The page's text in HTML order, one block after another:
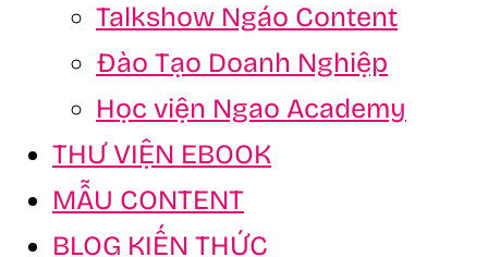
Talkshow Ngáo Content
Đào Tạo Doanh Nghiệp
Học viện Ngao Academy
THƯ VIỆN EBOOK
MẪU CONTENT
BLOG KIẾN THỨC